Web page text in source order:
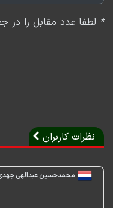
* لطفا عدد مقابل را در
نظرات کاربران
محمدحسین عبدالهی